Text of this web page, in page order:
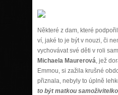
Některé z dam, které
ví, jaké to je být v nouzi, či
vychovávat své děti v roli
Michaela Maurerová, jež
Emmou, si zažila krušné
přiznala, nebyly to úplně
to být matkou